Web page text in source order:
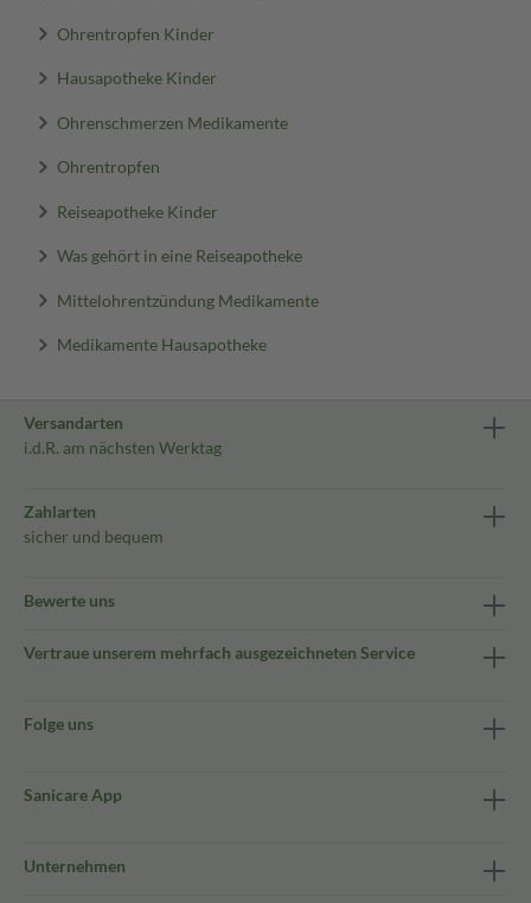
Ohrentropfen Kinder
Hausapotheke Kinder
Ohrenschmerzen Medikamente
Ohrentropfen
Reiseapotheke Kinder
Was gehört in eine Reiseapotheke
Mittelohrentzündung Medikamente
Medikamente Hausapotheke
Versandarten
i.d.R. am nächsten Werktag
Zahlarten
sicher und bequem
Bewerte uns
Vertraue unserem mehrfach ausgezeichneten Service
Folge uns
Sanicare App
Unternehmen